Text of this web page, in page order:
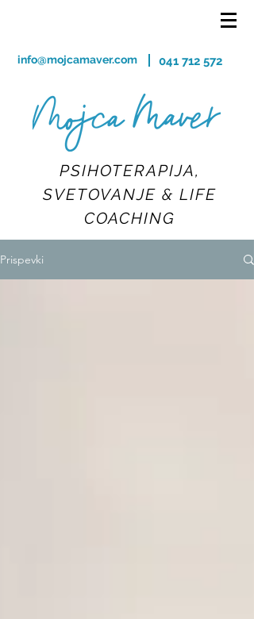
info@mojcamaver.com 041 712 572
PSIHOTERAPIJA,
SVETOVANJE & LIFE
COACHING
Prispevki